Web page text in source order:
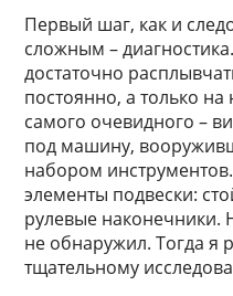
Первый шаг, как и
сложным –
достаточно
постоянно, а только на
самого очевидного –
под машину,
набором
элементы подвески:
рулевые наконечники.
не обнаружил. Тогда я
тщательному